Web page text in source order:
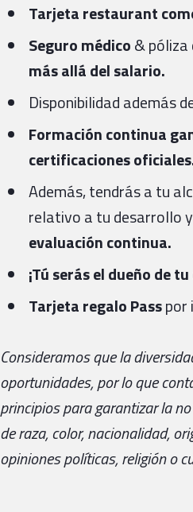
Tarjeta restaurant
Seguro médico& póliza
más allá del salario.
Disponibilidad además
Formación continua
certificaciones
Además, tendrás a tu
relativo a tu desarrollo
evaluación continua.
¡Tú serás el dueño de
Tarjeta regalo Passpor
Consideramos que la
oportunidades, por lo que
principios para garantizar la
de raza, color, nacionalidad,
opiniones políticas, religión o